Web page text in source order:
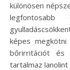
különösen
képes
bőrirritációt és
tartalmaz